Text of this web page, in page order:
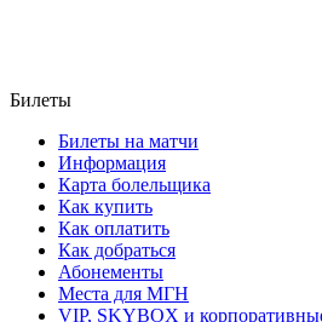
Билеты
Билеты на матчи
Информация
Карта болельщика
Как купить
Как оплатить
Как добраться
Абонементы
Места для МГН
VIP, SKYBOX и